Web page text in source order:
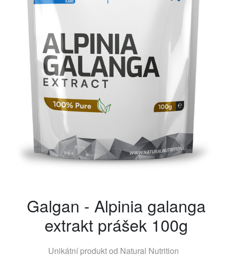
Galgan - Alpinia galanga
extrakt prášek 100g
Unikátní produkt od Natural Nutrition